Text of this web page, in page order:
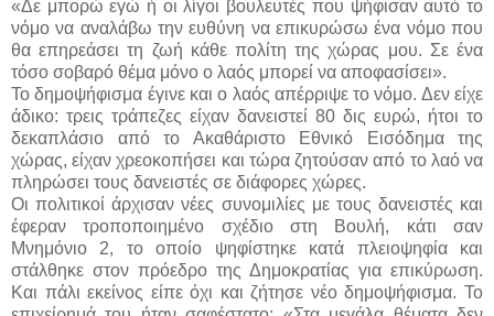
«Δε μπορώ εγώ ή οι λίγοι βουλευτές που ψήφισαν αυτό το
νόμο να αναλάβω την ευθύνη να επικυρώσω ένα νόμο που
θα επηρεάσει τη ζωή κάθε πολίτη της χώρας μου. Σε ένα
τόσο σοβαρό θέμα μόνο ο λαός μπορεί να αποφασίσει».
Το δημοψήφισμα έγινε και ο λαός απέρριψε το νόμο. Δεν είχε
άδικο: τρεις τράπεζες είχαν δανειστεί 80 δις ευρώ, ήτοι το
δεκαπλάσιο από το Ακαθάριστο Εθνικό Εισόδημα της
χώρας, είχαν χρεοκοπήσει και τώρα ζητούσαν από το λαό να
πληρώσει τους δανειστές σε διάφορες χώρες.
Οι πολιτικοί άρχισαν νέες συνομιλίες με τους δανειστές και
έφεραν τροποποιημένο σχέδιο στη Βουλή, κάτι σαν
Μνημόνιο 2, το οποίο ψηφίστηκε κατά πλειοψηφία και
στάλθηκε στον πρόεδρο της Δημοκρατίας για επικύρωση.
Και πάλι εκείνος είπε όχι και ζήτησε νέο δημοψήφισμα. Το